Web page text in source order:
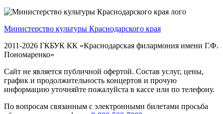
Министерство культуры Краснодарского края
2011-2026 ГКБУК КК «Краснодарская филармония имени Г.Ф.
Пономаренко»
Сайт не является публичной офертой. Состав услуг, цены,
график и продолжительность концертов и прочую
информацию уточняйте пожалуйста в кассе или по телефону.
По вопросам связанным с электронными билетами просьба